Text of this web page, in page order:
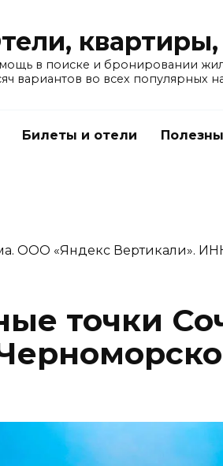
в поиске и бронировании
вариантов во всех популярных
Билеты и отели
ООО «Яндекс Вертикали».
точки